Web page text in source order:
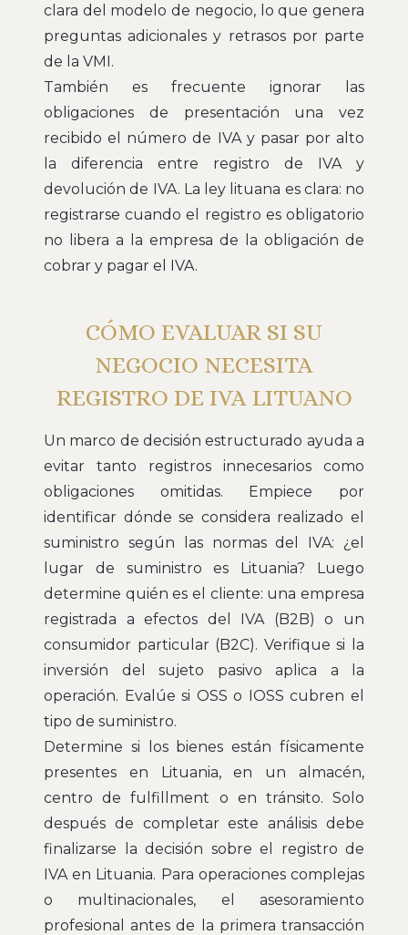
clara del modelo de negocio, lo que genera
preguntas adicionales y retrasos por parte
de la VMI.
También es frecuente ignorar las
obligaciones de presentación una vez
recibido el número de IVA y pasar por alto
la diferencia entre registro de IVA y
devolución de IVA. La ley lituana es clara: no
registrarse cuando el registro es obligatorio
no libera a la empresa de la obligación de
cobrar y pagar el IVA.
CÓMO EVALUAR SI SU
NEGOCIO NECESITA
REGISTRO DE IVA LITUANO
Un marco de decisión estructurado ayuda a
evitar tanto registros innecesarios como
obligaciones omitidas. Empiece por
identificar dónde se considera realizado el
suministro según las normas del IVA: ¿el
lugar de suministro es Lituania? Luego
determine quién es el cliente: una empresa
registrada a efectos del IVA (B2B) o un
consumidor particular (B2C). Verifique si la
inversión del sujeto pasivo aplica a la
operación. Evalúe si OSS o IOSS cubren el
tipo de suministro.
Determine si los bienes están físicamente
presentes en Lituania, en un almacén,
centro de fulfillment o en tránsito. Solo
después de completar este análisis debe
finalizarse la decisión sobre el registro de
IVA en Lituania. Para operaciones complejas
o multinacionales, el asesoramiento
profesional antes de la primera transacción